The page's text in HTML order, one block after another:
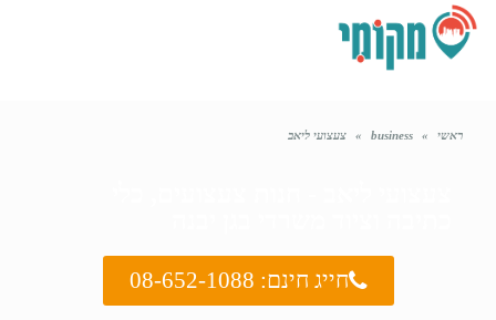
ראשי »
business
» צעצועי ליאב
חייג חינם: 08-652-1088